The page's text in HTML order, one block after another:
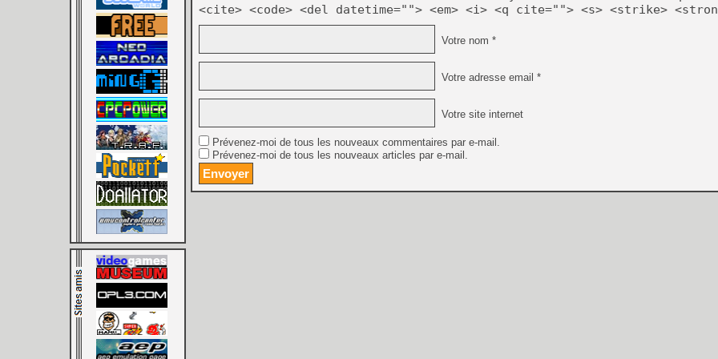
<cite> <code> <del datetime=""> <em> <i> <q cite=""> <s> <strike>
Votre nom *
Votre adresse email *
Votre site internet
Prévenez-moi de tous les nouveaux commentaires par e-mail.
Prévenez-moi de tous les nouveaux articles par e-mail.